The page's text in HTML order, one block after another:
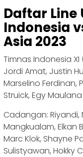
Daftar Line
Indonesia
Asia 2023
Timnas Indonesia XI
Jordi Amat, Justin
Marselino Ferdinan,
Struick, Egy Maulana
Cadangan: Riyandi,
Mangkualam, Elkan
Marc Klok, Shayne
Sulistyawan, Hokky